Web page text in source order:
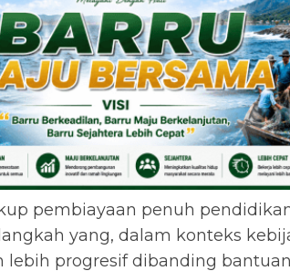
pembiayaan penuh
yang, dalam konteks
progresif dibanding